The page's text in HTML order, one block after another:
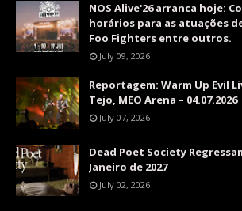
NOS Alive'26 arranca hoje:
horários para as atuações
Foo Fighters entre outros.
July 09, 2026
Reportagem: Warm Up Evil
Tejo, MEO Arena – 04.07.2026
July 07, 2026
Dead Poet Society
Janeiro de 2027
July 02, 2026